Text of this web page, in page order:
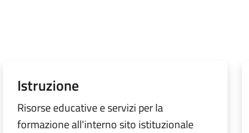
Istruzione
Risorse educative e servizi per la
formazione all'interno sito istituzionale